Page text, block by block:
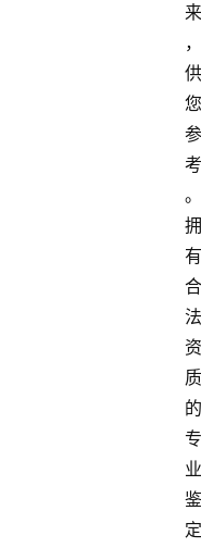
来
，
供
您
参
考
。
拥
有
合
法
资
质
的
专
业
鉴
定